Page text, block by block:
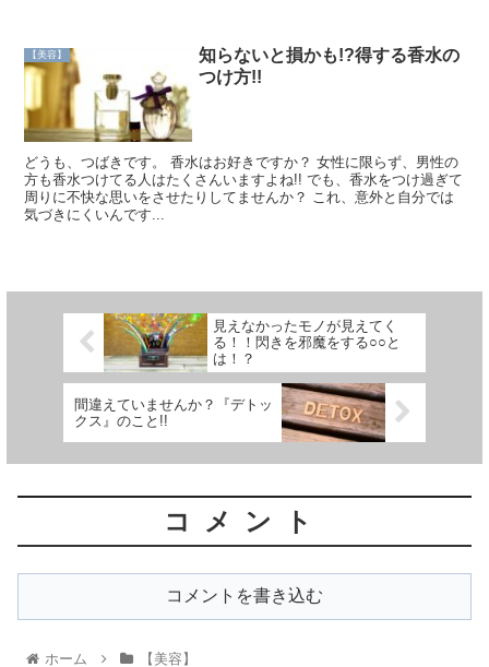
【美容】
知らないと損かも!?得する香水の
つけ方!!
どうも、つばきです。 香水はお好きですか？ 女性に限らず、男性の
方も香水つけてる人はたくさんいますよね!! でも、香水をつけ過ぎて
周りに不快な思いをさせたりしてませんか？ これ、意外と自分では
気づきにくいんです...
見えなかったモノが見えてく
る！！閃きを邪魔をする○○と
は！？
間違えていませんか？『デトッ
クス』のこと!!
コメント
コメントを書き込む
ホーム 【美容】